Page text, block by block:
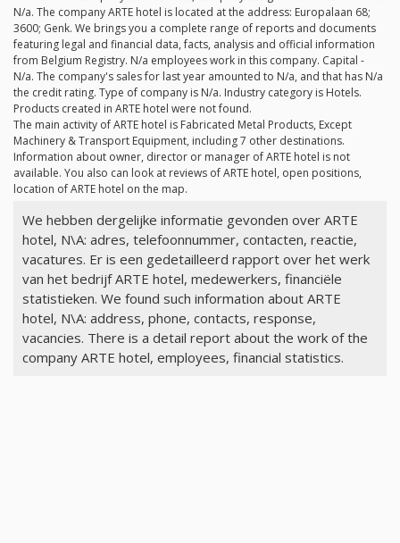
N/a. The company ARTE hotel is located at the address: Europalaan 68;
3600; Genk. We brings you a complete range of reports and documents
featuring legal and financial data, facts, analysis and official information
from Belgium Registry. N/a employees work in this company. Capital -
N/a. The company's sales for last year amounted to N/a, and that has N/a
the credit rating. Type of company is N/a. Industry category is Hotels.
Products created in ARTE hotel were not found.
The main activity of ARTE hotel is Fabricated Metal Products, Except
Machinery & Transport Equipment, including 7 other destinations.
Information about owner, director or manager of ARTE hotel is not
available. You also can look at reviews of ARTE hotel, open positions,
location of ARTE hotel on the map.
We hebben dergelijke informatie gevonden over ARTE
hotel, N\A: adres, telefoonnummer, contacten, reactie,
vacatures. Er is een gedetailleerd rapport over het werk
van het bedrijf ARTE hotel, medewerkers, financiële
statistieken. We found such information about ARTE
hotel, N\A: address, phone, contacts, response,
vacancies. There is a detail report about the work of the
company ARTE hotel, employees, financial statistics.